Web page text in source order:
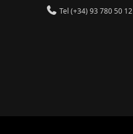
Tel (+34) 93 780 50 12